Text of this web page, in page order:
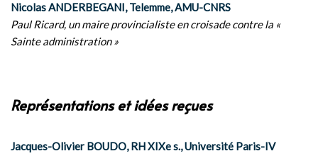
Nicolas ANDERBEGANI, Telemme, AMU-CNRS
Paul Ricard, un maire provincialiste en croisade contre la «
Sainte administration »
Représentations et idées reçues
Jacques-Olivier BOUDO, RH XIXe s., Université Paris-IV